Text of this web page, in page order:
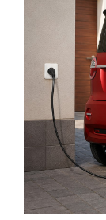
Toamna-Iarna
Cosuri, Cutii,
Suport Telefoane
Diverse
Husa Tricicleta
Lumini Bicicleta